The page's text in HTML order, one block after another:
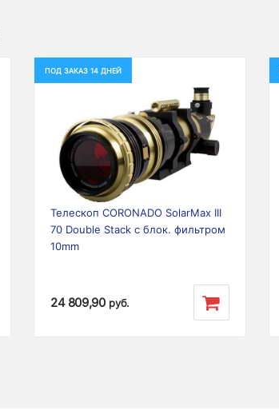
ПОД ЗАКАЗ 14 ДНЕЙ
Previous
Телескоп CORONADO SolarMax III
70 Double Stack с блок. фильтром
10mm
24 809,90 руб.